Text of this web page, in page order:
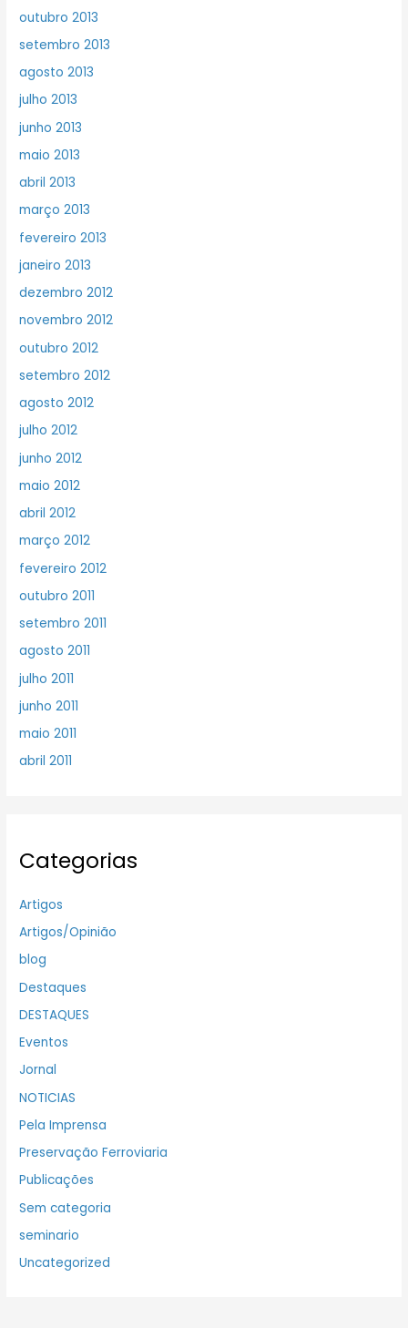
outubro 2013
setembro 2013
agosto 2013
julho 2013
junho 2013
maio 2013
abril 2013
março 2013
fevereiro 2013
janeiro 2013
dezembro 2012
novembro 2012
outubro 2012
setembro 2012
agosto 2012
julho 2012
junho 2012
maio 2012
abril 2012
março 2012
fevereiro 2012
outubro 2011
setembro 2011
agosto 2011
julho 2011
junho 2011
maio 2011
abril 2011
Categorias
Artigos
Artigos/Opinião
blog
Destaques
DESTAQUES
Eventos
Jornal
NOTICIAS
Pela Imprensa
Preservação Ferroviaria
Publicações
Sem categoria
seminario
Uncategorized